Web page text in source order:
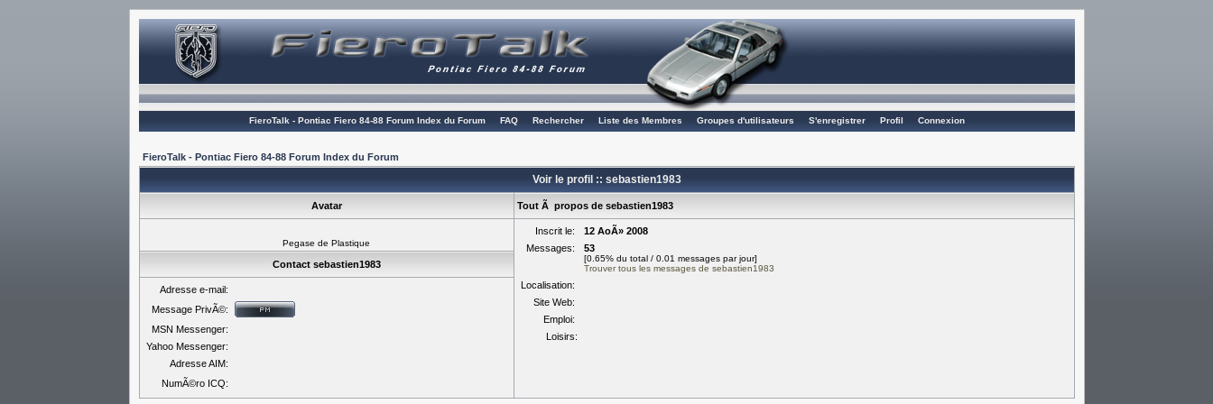
FieroTalk - Pontiac Fiero 84-88 Forum Index du Forum FAQ Rechercher Liste des Membres Groupes d'utilisateurs S'enregistrer Profil Connexion
FieroTalk - Pontiac Fiero 84-88 Forum Index du Forum
Voir le profil :: sebastien1983
Avatar Tout Ã propos de sebastien1983
Pegase de Plastique
Inscrit le:
12 AoÃ» 2008
Messages:
53
[0.65% du total / 0.01 messages par jour]
Trouver tous les messages de sebastien1983
Localisation:
Site Web:
Emploi:
Loisirs:
Contact sebastien1983
Adresse e-mail:
Message PrivÃ©:
MSN Messenger:
Yahoo Messenger:
Adresse AIM:
NumÃ©ro ICQ: